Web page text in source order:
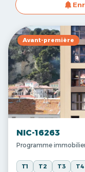
Avant-première
NIC-16263
Programme
T1 T2 T3 T4